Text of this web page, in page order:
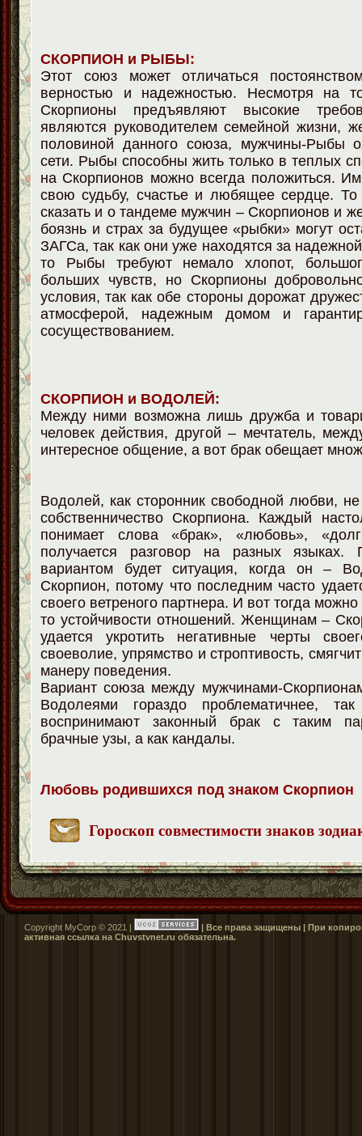
СКОРПИОН и РЫБЫ:
Этот союз может отличаться
верностью и надежностью. Несмотря на
Скорпионы предъявляют высокие
являются руководителем семейной жизни,
половиной данного союза, мужчины-Рыбы
сети. Рыбы способны жить только в теплых
на Скорпионов можно всегда положиться.
свою судьбу, счастье и любящее сердце.
сказать и о тандеме мужчин – Скорпионов и
боязнь и страх за будущее «рыбки» могут
ЗАГСа, так как они уже находятся за
то Рыбы требуют немало хлопот,
больших чувств, но Скорпионы
условия, так как обе стороны дорожат
атмосферой, надежным домом и
сосуществованием.
СКОРПИОН и ВОДОЛЕЙ:
Между ними возможна лишь дружба и
человек действия, другой – мечтатель,
интересное общение, а вот брак обещает
Водолей, как сторонник свободной любви,
собственничество Скорпиона. Каждый
понимает слова «брак», «любовь»,
получается разговор на разных языках.
вариантом будет ситуация, когда он –
Скорпион, потому что последним часто
своего ветреного партнера. И вот тогда можно
то устойчивости отношений. Женщинам –
удается укротить негативные черты
своеволие, упрямство и строптивость,
манеру поведения.
Вариант союза между мужчинами-
Водолеями гораздо проблематичнее,
воспринимают законный брак с таким
брачные узы, а как кандалы.
Любовь родившихся под знаком Скорпион
Гороскоп совместимости знаков
Copyright MyCorp © 2021 |
| Все права защищены | При
активная ссылка на Сhuvstvnet.ru обязательна.